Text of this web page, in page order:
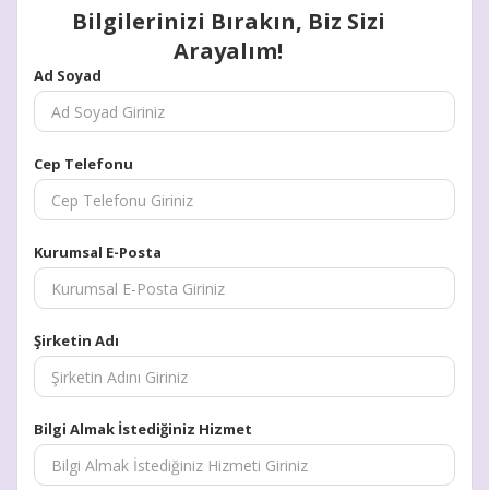
Bilgilerinizi Bırakın, Biz Sizi
Arayalım!
Ad Soyad
Cep Telefonu
Kurumsal E-Posta
Şirketin Adı
Bilgi Almak İstediğiniz Hizmet